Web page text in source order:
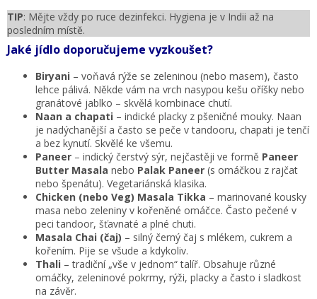
TIP: Mějte vždy po ruce dezinfekci. Hygiena je v Indii až na
posledním místě.
Jaké jídlo doporučujeme vyzkoušet?
Biryani – voňavá rýže se zeleninou (nebo masem), často
lehce pálivá. Někde vám na vrch nasypou kešu oříšky nebo
granátové jablko – skvělá kombinace chutí.
Naan a chapati – indické placky z pšeničné mouky. Naan
je nadýchanější a často se peče v tandooru, chapati je tenčí
a bez kynutí. Skvělé ke všemu.
Paneer – indický čerstvý sýr, nejčastěji ve formě Paneer
Butter Masala nebo Palak Paneer (s omáčkou z rajčat
nebo špenátu). Vegetariánská klasika.
Chicken (nebo Veg) Masala Tikka – marinované kousky
masa nebo zeleniny v kořeněné omáčce. Často pečené v
peci tandoor, šťavnaté a plné chuti.
Masala Chai (čaj) – silný černý čaj s mlékem, cukrem a
kořením. Pije se všude a kdykoliv.
Thali – tradiční „vše v jednom“ talíř. Obsahuje různé
omáčky, zeleninové pokrmy, rýži, placky a často i sladkost
na závěr.